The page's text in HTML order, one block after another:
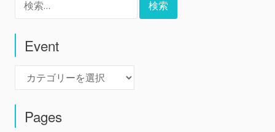
ビ
ゲ
ー
シ
Event
Pages